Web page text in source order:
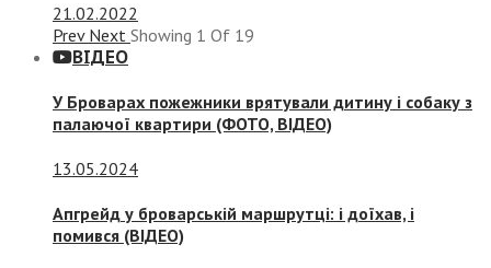
21.02.2022
Prev Next Showing 1 Of 19
ВІДЕО
У Броварах пожежники врятували дитину і собаку з
палаючої квартири (ФОТО, ВІДЕО)
13.05.2024
Апгрейд у броварській маршрутці: і доїхав, і
помився (ВІДЕО)